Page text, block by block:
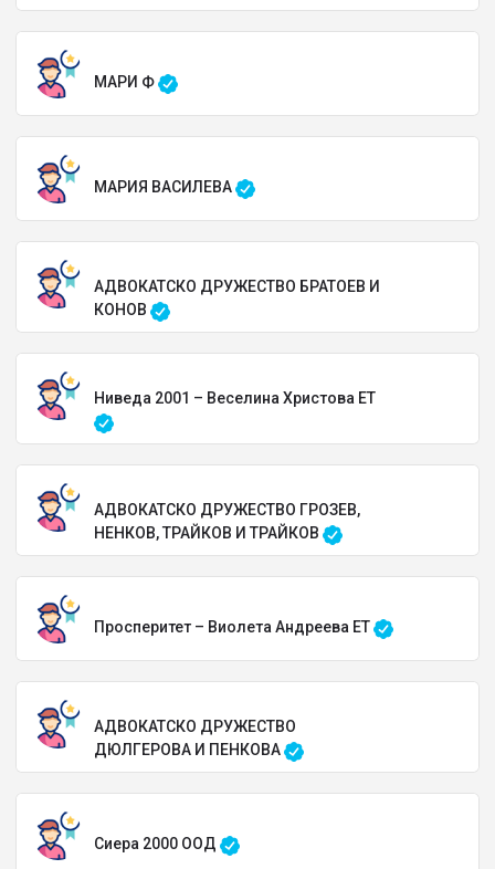
МАРИ Ф
МАРИЯ ВАСИЛЕВА
АДВОКАТСКО ДРУЖЕСТВО БРАТОЕВ И
КОНОВ
Ниведа 2001 – Веселина Христова ЕТ
АДВОКАТСКО ДРУЖЕСТВО ГРОЗЕВ,
НЕНКОВ, ТРАЙКОВ И ТРАЙКОВ
Просперитет – Виолета Андреева ЕТ
АДВОКАТСКО ДРУЖЕСТВО
ДЮЛГЕРОВА И ПЕНКОВА
Сиера 2000 ООД